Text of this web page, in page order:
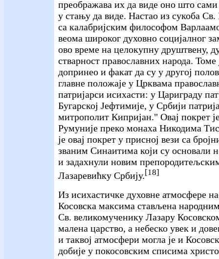
преображава их да виде оно што
у стању да виде. Настао из сукоба
са калабријским философом
веома широког духовно социјалног
ово време на целокупну друштвену,
стварност православних народа. Томе
допринео и факат да су у другој
главне положаје у Црквама
патријарси исихасти: у Цариграду
Бугарској Јефтимије, у Србији
митрополит Кипријан." Овај покрет
Румуније преко монаха Никодима
је овај покрет у присној вези са
званим Синаитима који су основали
и задахнули новим
Лазаревићку Србију.[18]
Из исихастичке духовне атмосфере
Косовска максима стављена
Св. великомученику Лазару
малена царство, а небеско увек и
и таквој атмосфери могла је и
добије у покосовским списима